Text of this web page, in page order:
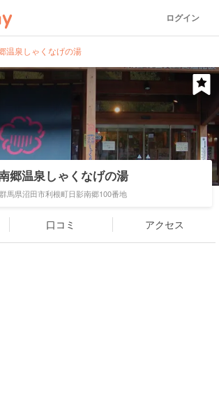
ログイン
温泉しゃくなげの湯
郷温泉しゃくなげの湯
群馬県沼田市利根町日影南郷100番地
口コミ アクセス